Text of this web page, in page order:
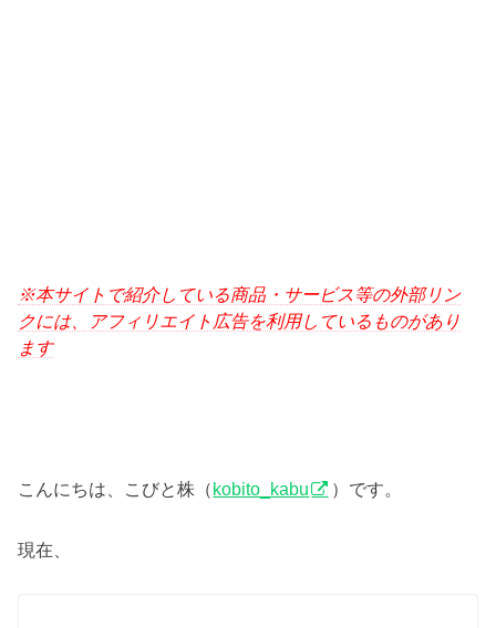
※本サイトで紹介している商品・サービス等の外部リン
クには、アフィリエイト広告を利用しているものがあり
ます
こんにちは、こびと株（ kobito_kabu ）です。
現在、